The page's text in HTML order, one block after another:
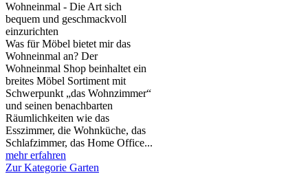
Wohneinmal - Die Art sich
bequem und geschmackvoll
einzurichten
Was für Möbel bietet mir das
Wohneinmal an? Der
Wohneinmal Shop beinhaltet ein
breites Möbel Sortiment mit
Schwerpunkt „das Wohnzimmer“
und seinen benachbarten
Räumlichkeiten wie das
Esszimmer, die Wohnküche, das
Schlafzimmer, das Home Office...
mehr erfahren
Zur Kategorie Garten